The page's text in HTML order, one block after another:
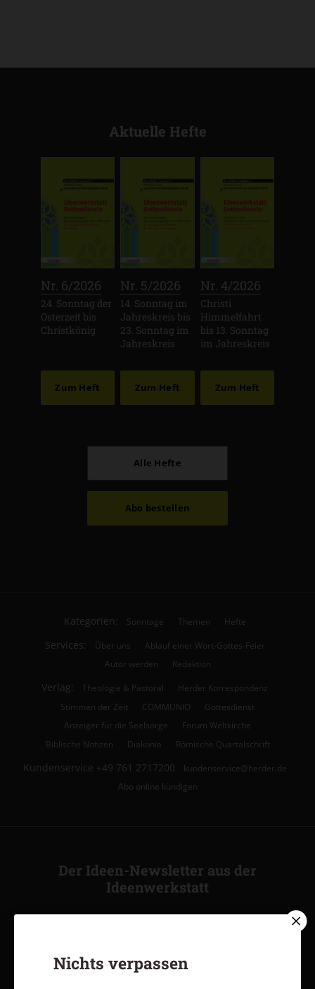
Aktuelle Hefte
Nr. 6/2026
24. Sonntag der
Osterzeit bis
Christkönig
Zum Heft
Nr. 5/2026
14. Sonntag im
Jahreskreis bis
23. Sonntag im
Jahreskreis
Zum Heft
Nr. 4/2026
Christi
Himmelfahrt
bis 13. Sonntag
im Jahreskreis
Zum Heft
Alle Hefte
Abo bestellen
Kategorien: Sonntage Themen Hefte
Services: Über uns
Ablauf einer Wort-Gottes-Feier
Autor werden
Redaktion
Verlag: Theologie & Pastoral
Herder Korrespondenz
Stimmen der Zeit
COMMUNIO
Gottesdienst
Anzeiger für die Seelsorge
Forum Weltkirche
Biblische Notizen
Diakonia Römische Quartalschrift
Kundenservice +49 761 2717200
kundenservice@herder.de
Abo online kündigen
Der Ideen-Newsletter aus der
Ideenwerkstatt
Den Newsletter oder die E-Mail-Werbung kann ich jederzeit
abbestellen.
Nichts verpassen